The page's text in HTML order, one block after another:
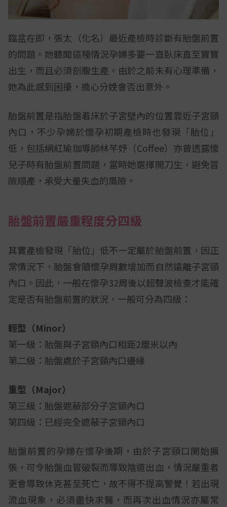
臨盆在即，張太（化名）最近產檢時診斷有胎盤前置
的問題。她聽聞這種情況孕婦多要一直臥床直至寶寶
出生，而且必須剖腹生產。由於之前未有心理準備，
她為此感到困擾，擔心分娩會否出意外。
胎盤前置是指胎盤着床於子宮壁內的位置靠近子宮頸
內口，不少孕婦於懷孕初期產檢時也發現「胎位」
低，包括網紅瑜珈導師林芊妤（Coffee）亦曾透露懷
兒子時有胎盤前置問題，當時她選擇開刀生，避免冒
險順產，承受大量失血的風險。
胎盤前置嚴重程度分四級
其實產檢發現「胎位」低不一定屬於胎盤前置，因正
常情況下，胎盤會隨懷孕周數增加而自然遠離子宮頸
內口。因此，一般在懷孕32周後以超聲波檢查才能確
定是否有胎盤前置的狀況，一般可分為四級：
輕型（Minor）
第一級：胎盤與子宮頸內口相距2厘米以內
第二級：胎盤處於子宮頸內口邊緣
重型（Major）
第三級：胎盤遮蔽部分子宮頸內口
第四級：已經完全遮蔽子宮頸內口
胎盤前置的孕婦在懷孕後期，由於子宮頸口開始擴
張，可令胎盤血管破裂而導致陰道出血，情況嚴重者
更會導致休克甚至死亡，故不得不提高警覺！若出現
流血現象，必須盡快求醫，而再次出血情況亦屬常